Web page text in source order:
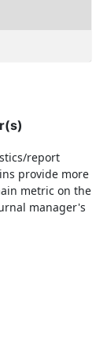
report
provide more
metric on the
manager's